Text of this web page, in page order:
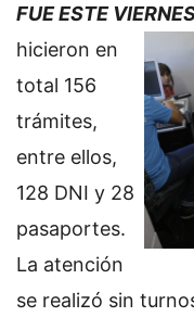
FUE ESTE
hicieron en
total 156
trámites,
entre ellos,
128 DNI y 28
pasaportes.
La atención
se realizó sin